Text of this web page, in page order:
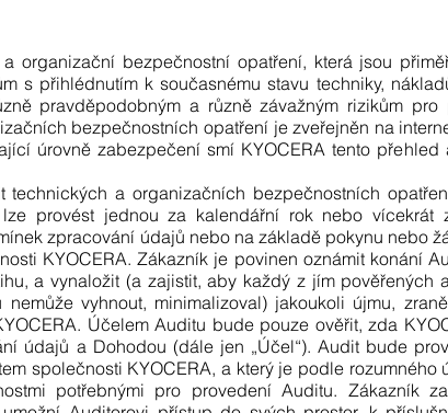
organizační bezpečnostní opatření, která jsou
s přihlédnutím k současnému stavu techniky,
pravděpodobným a různě závažným rizikům
bezpečnostních opatření je zveřejněn na
úrovně zabezpečení smí KYOCERA tento přehled
technických a organizačních bezpečnostních
provést jednou za kalendářní rok nebo vícekrát
zpracování údajů nebo na základě pokynu nebo
KYOCERA. Zákazník je povinen oznámit konání
a vynaložit (a zajistit, aby každý z jím pověřených
vyhnout, minimalizoval) jakoukoli újmu,
Účelem Auditu bude pouze ověřit, zda
údajů a Dohodou (dále jen „Účel“). Audit bude
společnosti KYOCERA, a který je podle rozumného
potřebnými pro provedení Auditu. Zákazník